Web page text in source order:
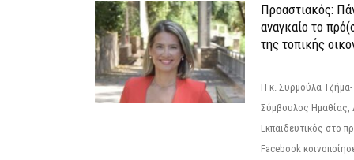
Προαστιακός:
αναγκαίο το
της τοπικής
Η κ. Συρμούλα
Σύμβουλος Ημαθίας,
Εκπαιδευτικός στο
Facebook